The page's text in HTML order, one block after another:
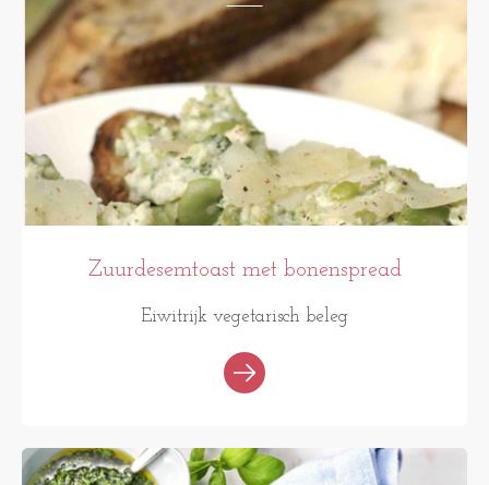
Zuurdesemtoast met bonenspread
Eiwitrijk vegetarisch beleg